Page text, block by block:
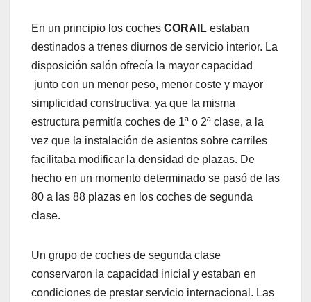
En un principio los coches CORAIL estaban
destinados a trenes diurnos de servicio interior. La
disposición salón ofrecía la mayor capacidad
junto con un menor peso, menor coste y mayor
simplicidad constructiva, ya que la misma
estructura permitía coches de 1ª o 2ª clase, a la
vez que la instalación de asientos sobre carriles
facilitaba modificar la densidad de plazas. De
hecho en un momento determinado se pasó de las
80 a las 88 plazas en los coches de segunda
clase.
Un grupo de coches de segunda clase
conservaron la capacidad inicial y estaban en
condiciones de prestar servicio internacional. Las